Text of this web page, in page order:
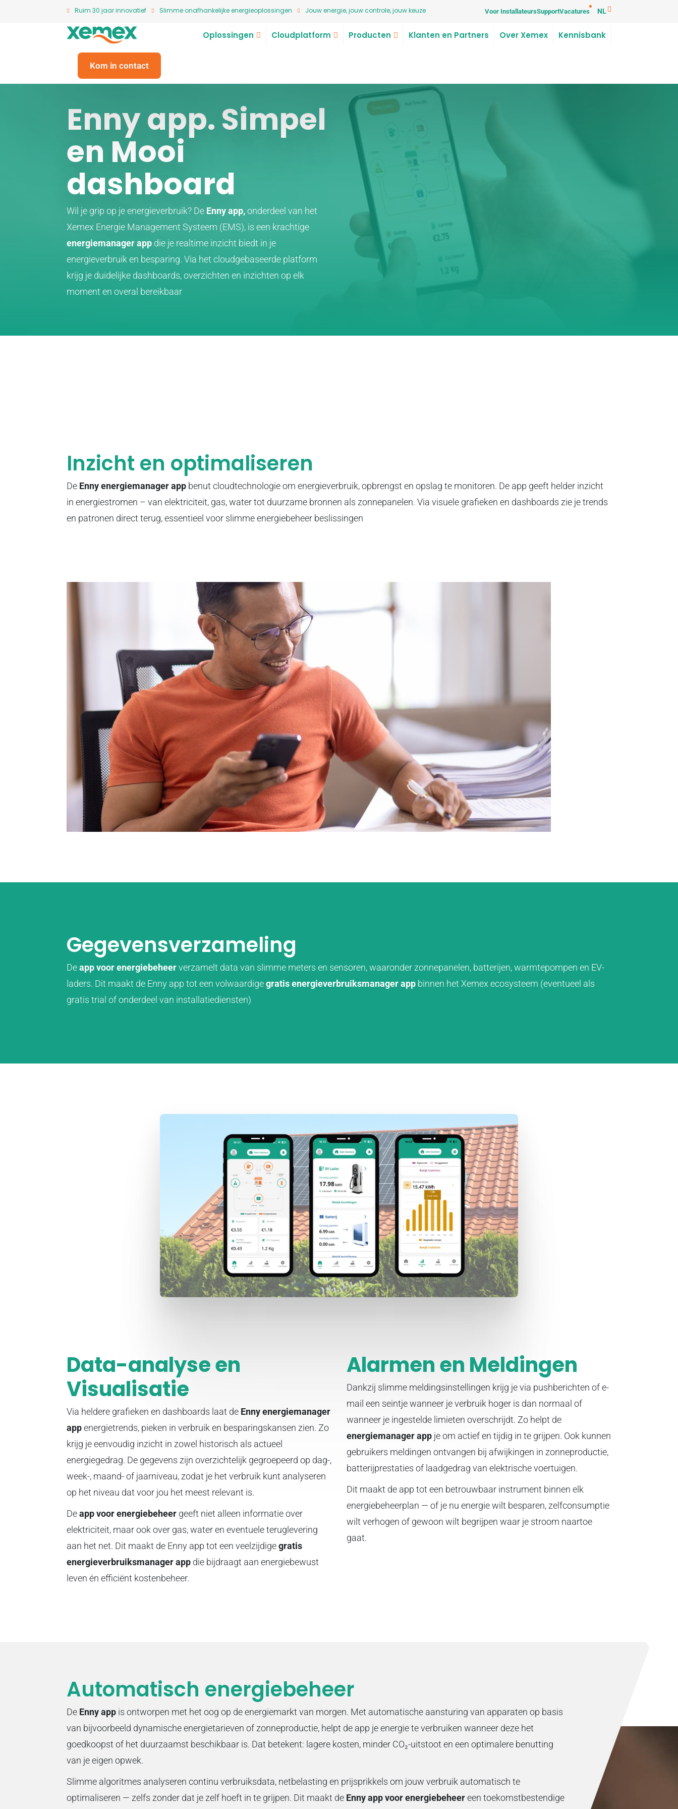
Ruim 30 jaar innovatief Slimme onafhankelijke energieoplossingen Jouw energie, jouw controle, jouw keuze Voor InstallateursSupportVacatures NL
Oplossingen Cloudplatform Producten Klanten en Partners Over Xemex Kennisbank
Kom in contact
Enny app. Simpel
en Mooi
dashboard
Wil je grip op je energieverbruik? De Enny app,onderdeel van het
Xemex Energie Management Systeem (EMS), is een krachtige
energiemanager app die je realtime inzicht biedt in je
energieverbruik en besparing. Via het cloudgebaseerde platform
krijg je duidelijke dashboards, overzichten en inzichten op elk
moment en overal bereikbaar
Inzicht en optimaliseren
De Enny energiemanager app benut cloudtechnologie om energieverbruik, opbrengst en opslag te monitoren. De app geeft helder inzicht
in energiestromen – van elektriciteit, gas, water tot duurzame bronnen als zonnepanelen. Via visuele grafieken en dashboards zie je trends
en patronen direct terug, essentieel voor slimme energiebeheer beslissingen
Gegevensverzameling
Deapp voor energiebeheerverzamelt data van slimme meters en sensoren, waaronder zonnepanelen, batterijen, warmtepompen en EV-
laders. Dit maakt de Enny app tot een volwaardigegratis energieverbruiksmanager app binnen het Xemex ecosysteem (eventueel als
gratis trial of onderdeel van installatiediensten)
Data-analyse en
Visualisatie
Via heldere grafieken en dashboards laat de Enny energiemanager
appenergietrends, pieken in verbruik en besparingskansen zien. Zo
krijg je eenvoudig inzicht in zowel historisch als actueel
energiegedrag. De gegevens zijn overzichtelijk gegroepeerd op dag-,
week-, maand- of jaarniveau, zodat je het verbruik kunt analyseren
op het niveau dat voor jou het meest relevant is.
Deapp voor energiebeheer geeft niet alleen informatie over
elektriciteit, maar ook over gas, water en eventuele teruglevering
aan het net. Dit maakt de Enny app tot een veelzijdigegratis
energieverbruiksmanager app die bijdraagt aan energiebewust
leven én efficiënt kostenbeheer.
Alarmen en Meldingen
Dankzij slimme meldingsinstellingen krijg je via pushberichten of e-
mail een seintje wanneer je verbruik hoger is dan normaal of
wanneer je ingestelde limieten overschrijdt. Zo helpt de
energiemanager app je om actief en tijdig in te grijpen. Ook kunnen
gebruikers meldingen ontvangen bij afwijkingen in zonneproductie,
batterijprestaties of laadgedrag van elektrische voertuigen.
Dit maakt de app tot een betrouwbaar instrument binnen elk
energiebeheerplan — of je nu energie wilt besparen, zelfconsumptie
wilt verhogen of gewoon wilt begrijpen waar je stroom naartoe
gaat.
Automatisch energiebeheer
De Enny app is ontworpen met het oog op de energiemarkt van morgen. Met automatische aansturing van apparaten op basis
van bijvoorbeeld dynamische energietarieven of zonneproductie, helpt de app je energie te verbruiken wanneer deze het
goedkoopst of het duurzaamst beschikbaar is. Dat betekent: lagere kosten, minder CO₂-uitstoot en een optimalere benutting
van je eigen opwek.
Slimme algoritmes analyseren continu verbruiksdata, netbelasting en prijsprikkels om jouw verbruik automatisch te
optimaliseren — zelfs zonder dat je zelf hoeft in te grijpen. Dit maakt de Enny app voor energiebeheereen toekomstbestendige